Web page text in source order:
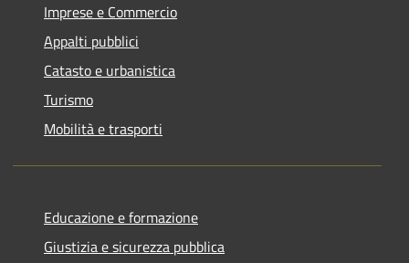
Imprese e Commercio
Appalti pubblici
Catasto e urbanistica
Turismo
Mobilità e trasporti
Educazione e formazione
Giustizia e sicurezza pubblica